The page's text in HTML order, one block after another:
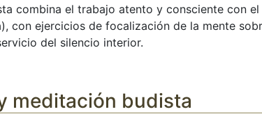
combina el trabajo atento y consciente con
con ejercicios de focalización de la mente
del silencio interior.
meditación budista